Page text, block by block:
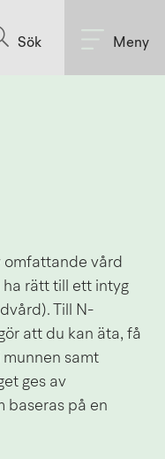
Sök Meny
omfattande vård
ha rätt till ett intyg
Till N-
att du kan äta, få
munnen samt
ges av
baseras på en